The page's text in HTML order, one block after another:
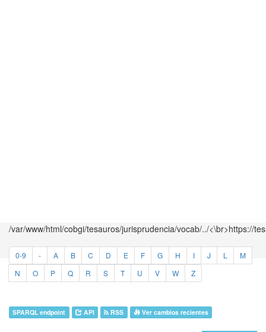
/var/www/html/cobgi/tesauros/jurisprudencia/vocab/../<\br>https://
0-9 - A B C D E F G H I J L
M
N
O P Q R S T U V W Z
SPARQL endpoint API RSS Ver cambios recientes